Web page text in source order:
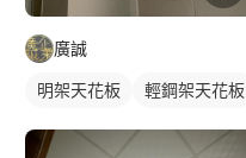
廣誠
明架天花板 輕鋼架天花板